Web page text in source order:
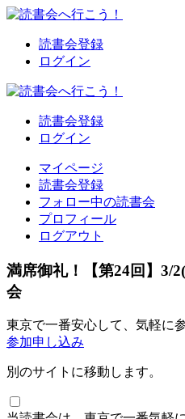
読書会登録
ログイン
読書会登録
ログイン
マイページ
読書会登録
フォロー中の読書会
プロフィール
ログアウト
満席御礼！【第24回】3/
会
東京で一番安心して、気軽に
参加申し込み
別のサイトに移動します。